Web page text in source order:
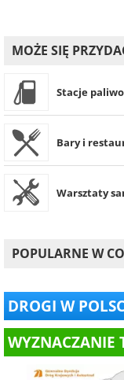
MOŻE SIĘ
Stacje
Bary i
Warsztaty
POPULARNE W
DROGI W
WYZNACZANIE